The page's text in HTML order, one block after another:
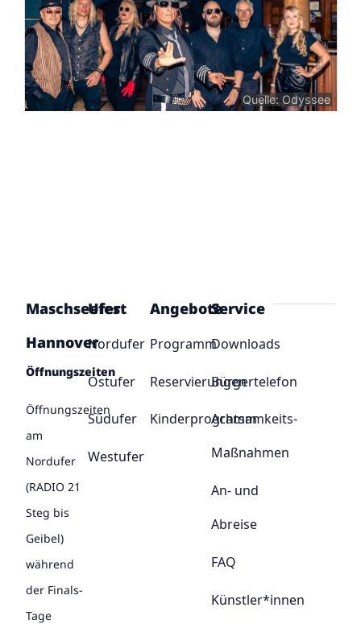
Quelle: Odyssee
Maschseefest
Hannover
Öffnungszeiten
Öffnungszeiten
am
Nordufer
(RADIO 21
Steg bis
Geibel)
während
der Finals-
Tage
Ufer
Nordufer
Ostufer
Südufer
Westufer
Angebote
Programm
Reservierungen
Kinderprogramm
Service
Downloads
Bürgertelefon
Achtsamkeits-
Maßnahmen
An- und
Abreise
FAQ
Künstler*innen